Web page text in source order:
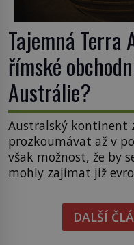
Tajemná Terra
římské
Austrálie?
Australský kontinent
prozkoumávat až v
však možnost, že by
mohly zajímat již
zakreslovali do map
Australis – Jižní
smysl pro […]
DALŠÍ